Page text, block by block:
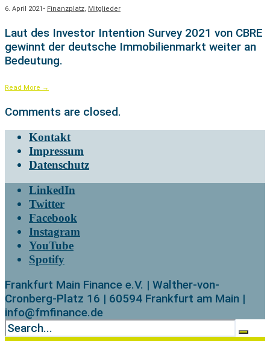
6. April 2021 • Finanzplatz Mitglieder
Laut des Investor Intention Survey 2021 von CBRE
gewinnt der deutsche Immobilienmarkt weiter an
Bedeutung.
Read More →
Comments are closed.
Kontakt
Impressum
Datenschutz
LinkedIn
Twitter
Facebook
Instagram
YouTube
Spotify
Frankfurt Main Finance e.V. | Walther-von-
Cronberg-Platz 16 | 60594 Frankfurt am Main |
info@fmfinance.de